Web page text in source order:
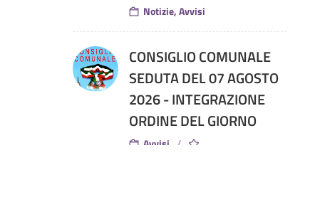
Notizie, Avvisi
CONSIGLIO COMUNALE
SEDUTA DEL 07 AGOSTO
2026 - INTEGRAZIONE
ORDINE DEL GIORNO
Avvisi